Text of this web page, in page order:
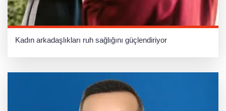
Kadın arkadaşlıkları ruh sağlığını güçlendiriyor